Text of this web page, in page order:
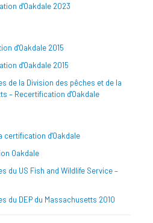
d'Oakdale 2023
d'Oakdale 2015
d'Oakdale 2015
de la Division des pêches et de la
– Recertification d'Oakdale
certification d'Oakdale
Oakdale
du US Fish and Wildlife Service –
du DEP du Massachusetts 2010